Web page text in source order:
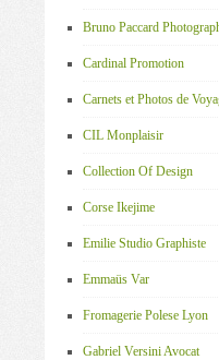
Bruno Paccard
Cardinal Promotion
Carnets et Photos de
CIL Monplaisir
Collection Of Design
Corse Ikejime
Emilie Studio Graphiste
Emmaüs Var
Fromagerie Polese Lyon
Gabriel Versini Avocat